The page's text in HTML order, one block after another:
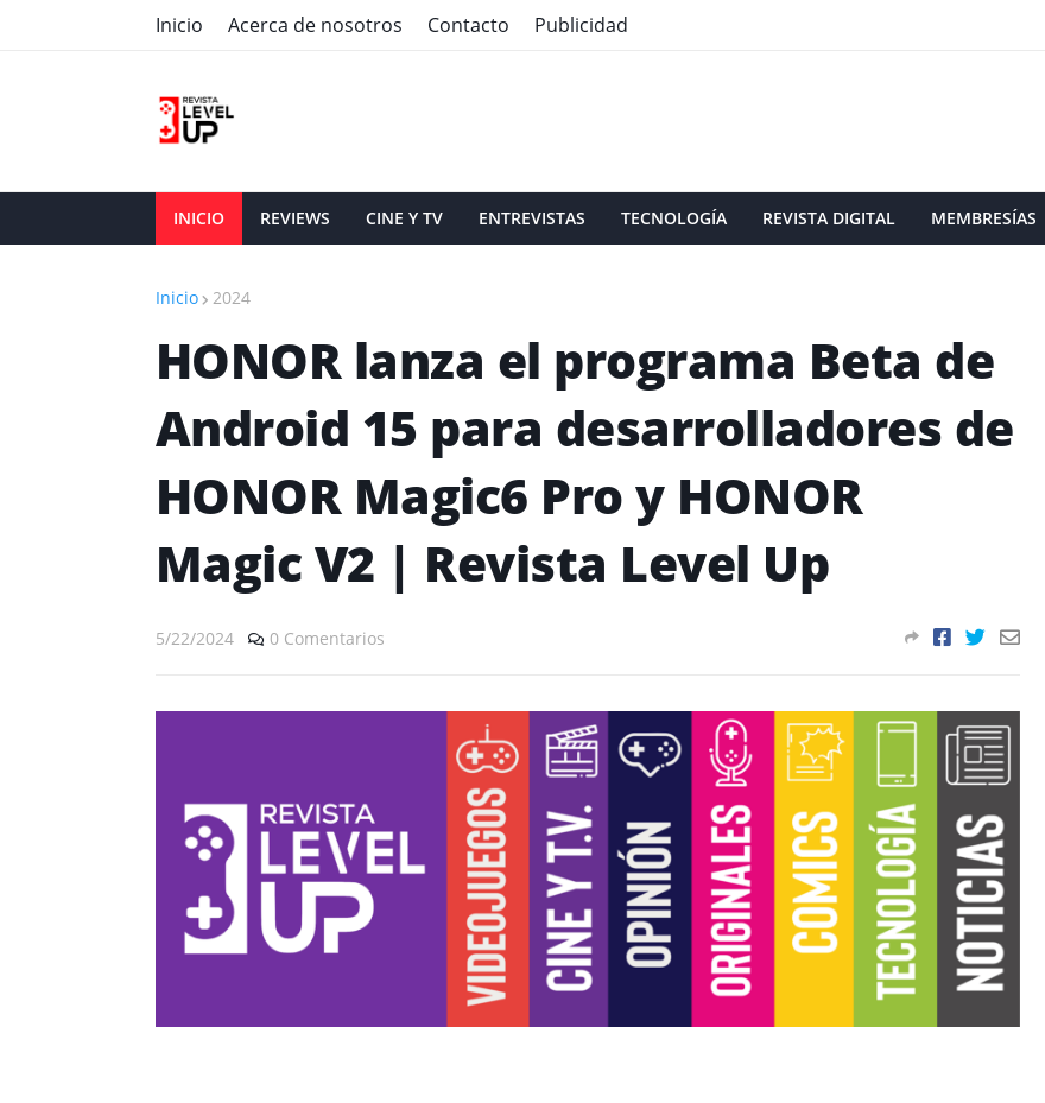
Inicio Acerca de nosotros Contacto Publicidad
INICIO REVIEWS CINE Y TV ENTREVISTAS TECNOLOGÍA REVISTA DIGITAL MEMBRESÍAS
Inicio 2024
HONOR lanza el programa Beta de
Android 15 para desarrolladores de
HONOR Magic6 Pro y HONOR
Magic V2 | Revista Level Up
5/22/2024 0 Comentarios